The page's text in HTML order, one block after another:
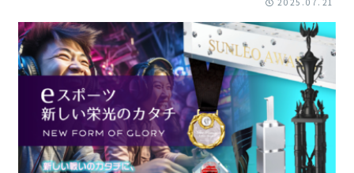
2025.07.21